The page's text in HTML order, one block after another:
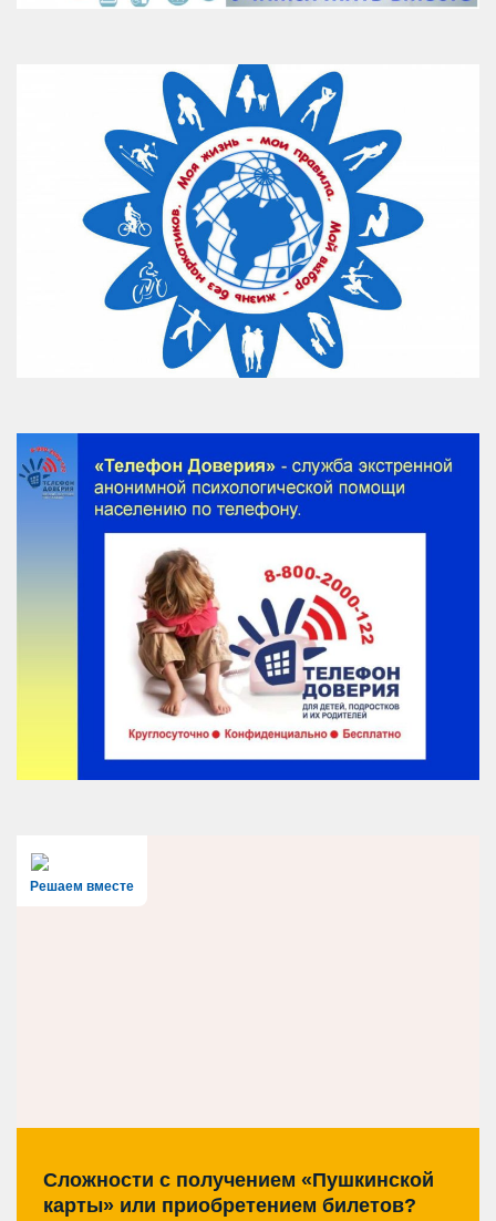
Решаем вместе
Сложности с получением «Пушкинской
карты» или приобретением билетов?